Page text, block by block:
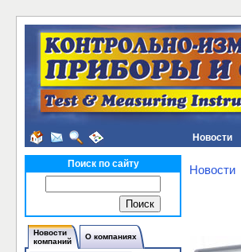
Новости
Поиск по сайту
Новости
компаний
О компаниях
Новости